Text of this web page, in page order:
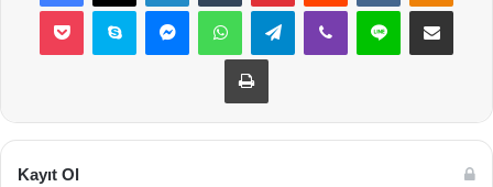
Pocket Skype MessengerWhatsAppTelegramViber Line E-Posta ile
Yazdır
Kayıt Ol